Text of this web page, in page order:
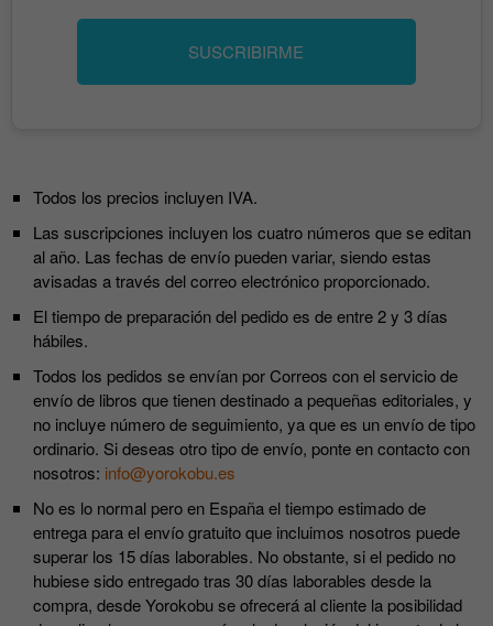
SUSCRIBIRME
Todos los precios incluyen IVA.
Las suscripciones incluyen los cuatro números que se editan
al año. Las fechas de envío pueden variar, siendo estas
avisadas a través del correo electrónico proporcionado.
El tiempo de preparación del pedido es de entre 2 y 3 días
hábiles.
Todos los pedidos se envían por Correos con el servicio de
envío de libros que tienen destinado a pequeñas editoriales, y
no incluye número de seguimiento, ya que es un envío de tipo
ordinario. Si deseas otro tipo de envío, ponte en contacto con
nosotros: info@yorokobu.es
No es lo normal pero en España el tiempo estimado de
entrega para el envío gratuito que incluimos nosotros puede
superar los 15 días laborables. No obstante, si el pedido no
hubiese sido entregado tras 30 días laborables desde la
compra, desde Yorokobu se ofrecerá al cliente la posibilidad